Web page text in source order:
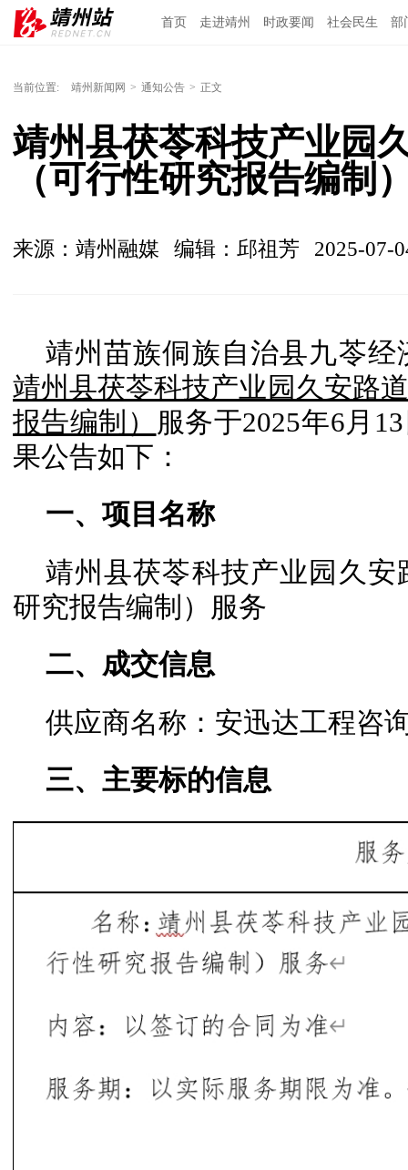
首页 走进靖州 时政要闻 社会民生 部
当前位置: 靖州新闻网 > 通知公告 > 正文
靖州县茯苓科技产业园
（可行性研究报告编制
来源：靖州融媒 编辑：邱祖芳 2025-07-
靖州苗族侗族自治县九苓
靖州县茯苓科技产业园久安路
报告编制） 服务于2025年6月
果公告如下：
一、项目名称
靖州县茯苓科技产业园久
研究报告编制）服务
二、成交信息
供应商名称：安迅达工程咨
三、主要标的信息